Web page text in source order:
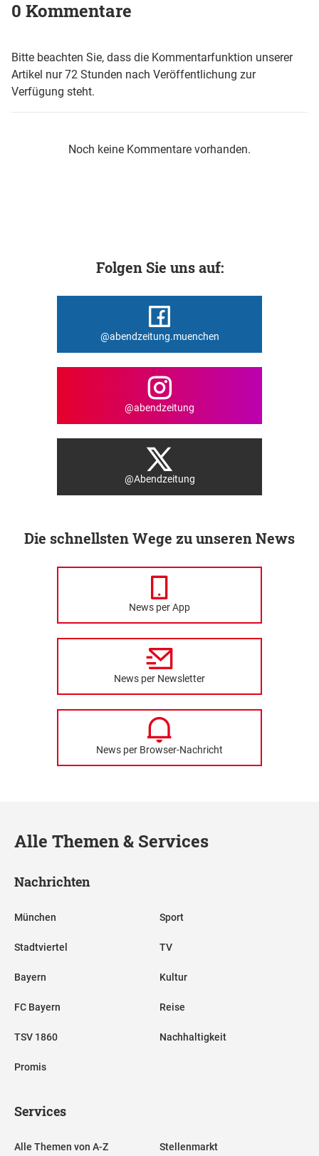
0 Kommentare
Bitte beachten Sie, dass die Kommentarfunktion unserer
Artikel nur 72 Stunden nach Veröffentlichung zur
Verfügung steht.
Noch keine Kommentare vorhanden.
Folgen Sie uns auf:
@abendzeitung.muenchen
@abendzeitung
@Abendzeitung
Die schnellsten Wege zu unseren News
News per App
News per Newsletter
News per Browser-Nachricht
Alle Themen & Services
Nachrichten
München
Stadtviertel
Bayern
FC Bayern
TSV 1860
Promis
Sport
TV
Kultur
Reise
Nachhaltigkeit
Services
Alle Themen von A-Z Stellenmarkt